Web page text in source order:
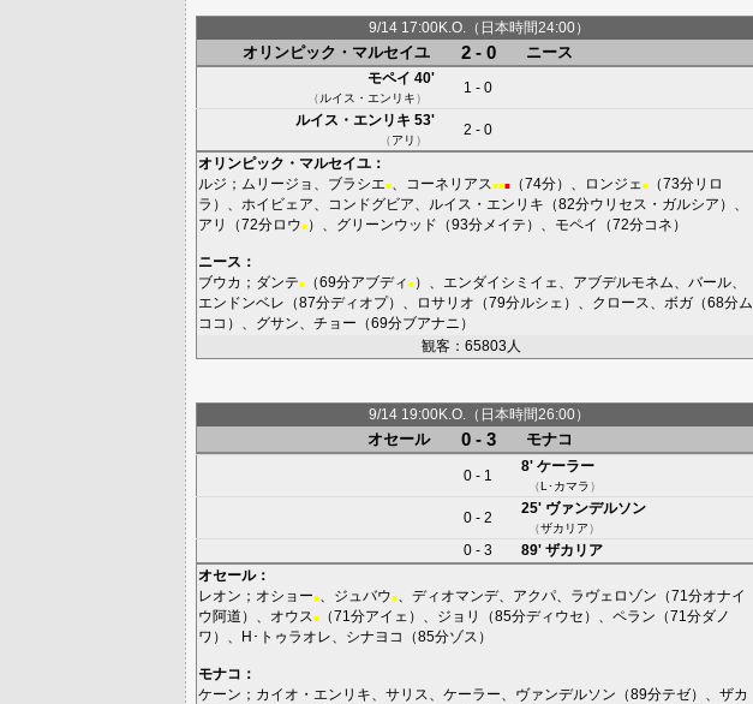
9/14 17:00K.O.（日本時間24:00）
オリンピック・マルセイユ 2 - 0 ニース
モペイ 40'
（ルイス・エンリキ）
1 - 0
ルイス・エンリキ 53'
（アリ ）
2 - 0
オリンピック・マルセイユ ：
ルジ ； ムリージョ ブラシエ■ コーネリアス ■■■ （74分）、 ロンジェ ■ （73分リロ
ラ ）、 ホイビェア コンドグビア ルイス・エンリキ （82分ウリセス・ガルシア ）、
アリ
（72分ロウ■ ）、 グリーンウッド （93分 メイテ ）、 モペイ （72分コネ ）
ニース ：
ブウカ ； ダンテ■ （69分アブディ ■ ）、 エンダイシミイェ アブデルモネム バール
エンドンベレ （87分ディオプ）、 ロサリオ （79分ルシェ ）、 クロース ボガ （68分ム
ココ ）、 グサン チョー （69分ブアナニ ）
観客：65803人
9/14 19:00K.O.（日本時間26:00）
オセール 0 - 3 モナコ
0 - 1
8' ケーラー
（L･カマラ）
0 - 2
25' ヴァンデルソン
（ザカリア）
0 - 3 89' ザカリア
オセール：
レオン ； オショー■ ジュバウ■ ディオマンデ、 アクパ ラヴェロゾン （71分オナイ
ウ阿道 ）、 オウス ■ （71分アイェ ）、 ジョリ （85分ディウセ ）、 ペラン （71分ダノ
ワ ）、 H･トゥラオレ シナヨコ （85分ゾス ）
モナコ ：
ケーン ； カイオ・エンリキ サリス ケーラー ヴァンデルソン （89分テゼ）、 ザカ